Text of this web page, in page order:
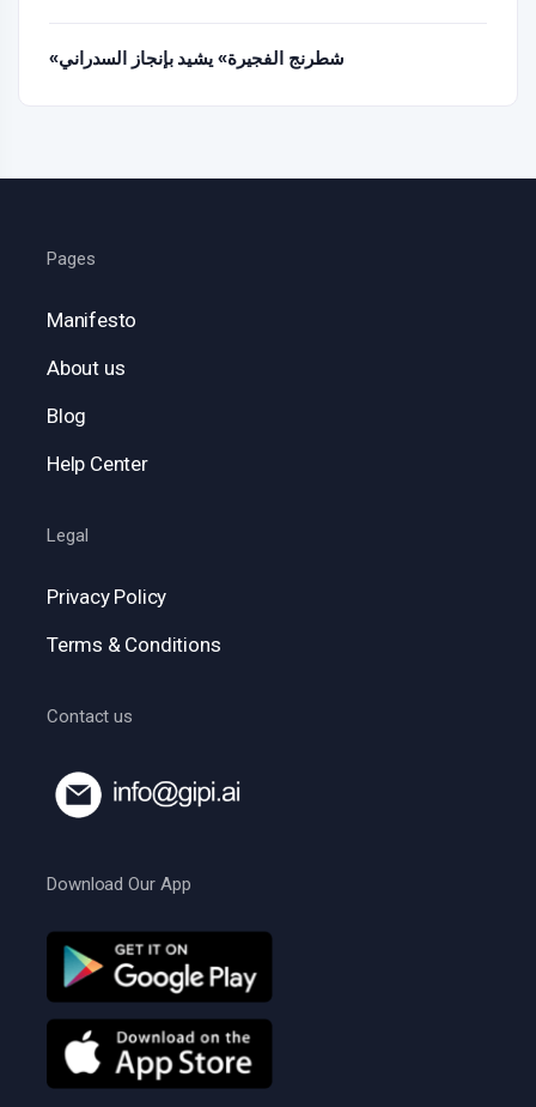
«شطرنج الفجيرة» يشيد بإنجاز السدراني
Pages
Manifesto
About us
Blog
Help Center
Legal
Privacy Policy
Terms & Conditions
Contact us
Download Our App